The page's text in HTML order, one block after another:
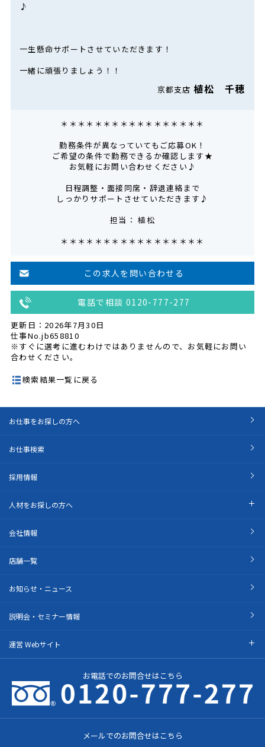
♪
一生懸命サポートさせていただきます！
一緒に頑張りましょう！！
京都支店植松 千穂
＊＊＊＊＊＊＊＊＊＊＊＊＊＊＊＊＊
勤務条件が異なっていてもご応募OK！
ご希望の条件で勤務できるか確認します★
お気軽にお問い合わせください♪
日程調整・面接同席・辞退連絡まで
しっかりサポートさせていただきます♪
担当： 植松
＊＊＊＊＊＊＊＊＊＊＊＊＊＊＊＊＊
この求人を問い合わせる
電話で相談 0120-777-277
更新日：2026年7月30日
仕事No.jb658810
※すぐに選考に進むわけではありませんので、お気軽にお問い
合わせください。
検索結果一覧に戻る
お仕事をお探しの方へ
お仕事検索
採用情報
人材をお探しの方へ
会社情報
店舗一覧
お知らせ・ニュース
説明会・セミナー情報
運営 Webサイト
お電話でのお問合せはこちら
メールでのお問合せはこちら